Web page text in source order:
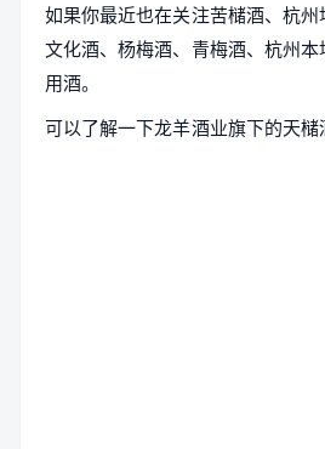
如果你最近也在关注苦槠酒、杭
文化酒、杨梅酒、青梅酒、杭州
用酒。
可以了解一下龙羊酒业旗下的天槠